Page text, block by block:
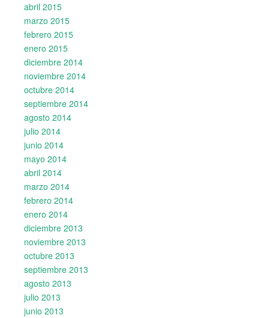
abril 2015
marzo 2015
febrero 2015
enero 2015
diciembre 2014
noviembre 2014
octubre 2014
septiembre 2014
agosto 2014
julio 2014
junio 2014
mayo 2014
abril 2014
marzo 2014
febrero 2014
enero 2014
diciembre 2013
noviembre 2013
octubre 2013
septiembre 2013
agosto 2013
julio 2013
junio 2013